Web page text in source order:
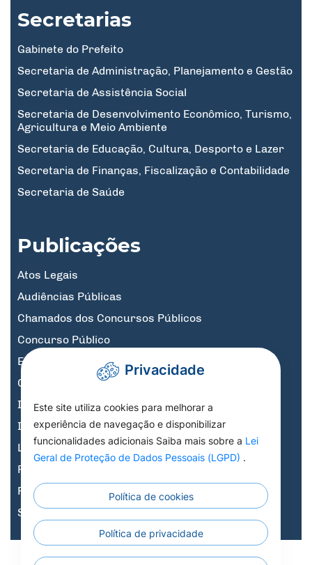
Secretarias
Gabinete do Prefeito
Secretaria de Administração, Planejamento e Gestão
Secretaria de Assistência Social
Secretaria de Desenvolvimento Econômico, Turismo,
Agricultura e Meio Ambiente
Secretaria de Educação, Cultura, Desporto e Lazer
Secretaria de Finanças, Fiscalização e Contabilidade
Secretaria de Saúde
Publicações
Atos Legais
Audiências Públicas
Chamados dos Concursos Públicos
Concurso Público
Educação
Governo Digital
Informativos
Informativos Licitações
Legislação, Decretos e Portarias
Previdência
Processo Seletivo
Saúde
Todos os Direitos Reservados a Prefeitura
Privacidade
Este site utiliza cookies para melhorar a
experiência de navegação e disponibilizar
funcionalidades adicionais Saiba mais sobre a Lei
Geral de Proteção de Dados Pessoais (LGPD) .
Política de cookies
Política de privacidade